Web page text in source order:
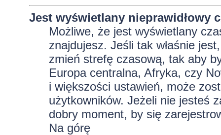
Jest wyświetlany nieprawidłowy
Możliwe, że jest wyświetlany
znajdujesz. Jeśli tak właśnie
zmień strefę czasową, tak aby
Europa centralna, Afryka, czy
i większości ustawień, może
użytkowników. Jeżeli nie jesteś
dobry moment, by się
Na górę